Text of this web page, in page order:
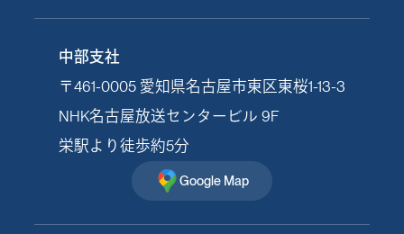
中部支社
〒461-0005 愛知県名古屋市東区東桜1-13-3
NHK名古屋放送センタービル 9F
栄駅より徒歩約5分
Google Map